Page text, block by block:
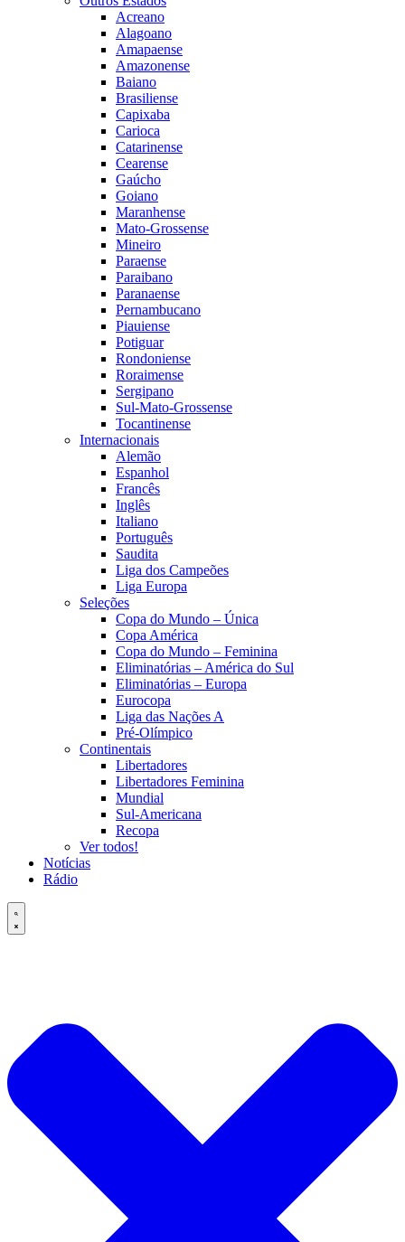
Acreano
Alagoano
Amapaense
Amazonense
Baiano
Brasiliense
Capixaba
Carioca
Catarinense
Cearense
Gaúcho
Goiano
Maranhense
Mato-Grossense
Mineiro
Paraense
Paraibano
Paranaense
Pernambucano
Piauiense
Potiguar
Rondoniense
Roraimense
Sergipano
Sul-Mato-Grossense
Tocantinense
Internacionais
Alemão
Espanhol
Francês
Inglês
Italiano
Português
Saudita
Liga dos Campeões
Liga Europa
Seleções
Copa do Mundo – Única
Copa América
Copa do Mundo – Feminina
Eliminatórias – América do Sul
Eliminatórias – Europa
Eurocopa
Liga das Nações A
Pré-Olímpico
Continentais
Libertadores
Libertadores Feminina
Mundial
Sul-Americana
Recopa
Ver todos!
Notícias
Rádio